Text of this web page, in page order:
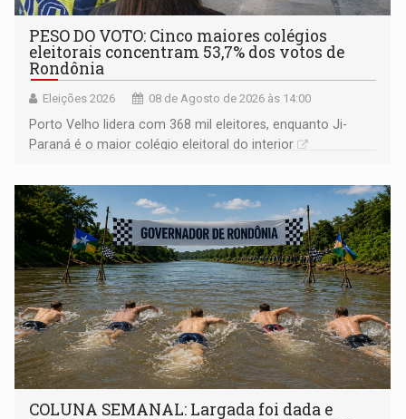
PESO DO VOTO: Cinco maiores colégios
eleitorais concentram 53,7% dos votos de
Rondônia
Eleições 2026 08 de Agosto de 2026 às 14:00
Porto Velho lidera com 368 mil eleitores, enquanto Ji-
Paraná é o maior colégio eleitoral do interior
COLUNA SEMANAL: Largada foi dada e